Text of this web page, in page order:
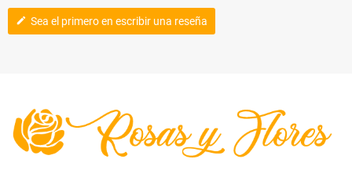
edit Sea el primero en escribir una reseña